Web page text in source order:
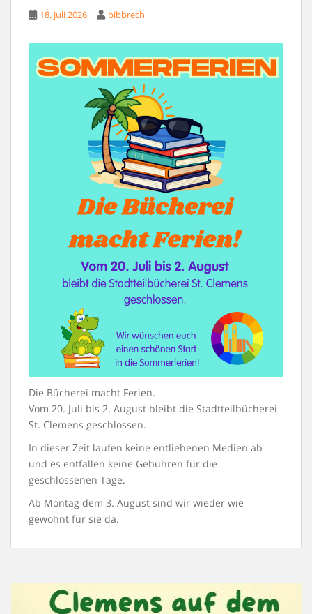
18. Juli 2026 bibbrech
Die Bücherei macht Ferien.
Vom 20. Juli bis 2. August bleibt die Stadtteilbücherei
St. Clemens geschlossen.
In dieser Zeit laufen keine entliehenen Medien ab
und es entfallen keine Gebühren für die
geschlossenen Tage.
Ab Montag dem 3. August sind wir wieder wie
gewohnt für sie da.